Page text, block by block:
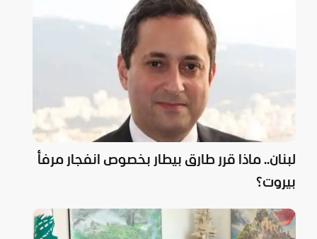
لبنان.. ماذا قرر طارق بيطار بخصوص انفجار مرفأ
بيروت؟